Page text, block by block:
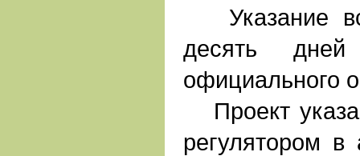
Указание
десять
официального
Проект
регулятором в